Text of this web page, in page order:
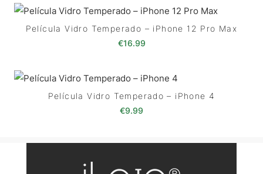
Película Vidro Temperado – iPhone 12 Pro Max
€16.99
Película Vidro Temperado – iPhone 4
€9.99